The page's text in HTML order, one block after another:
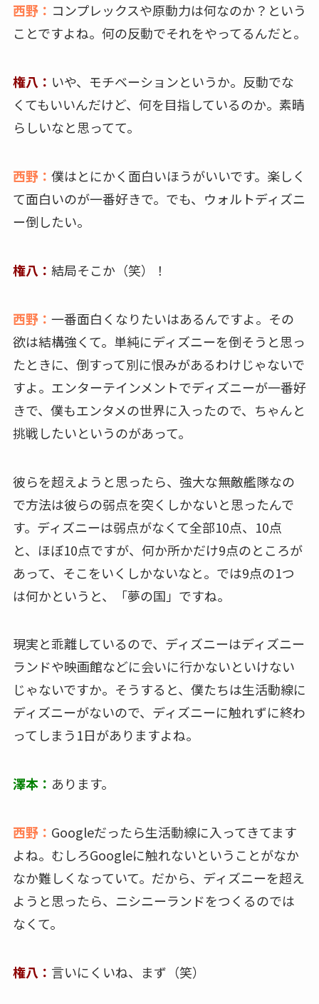
西野： コンプレックスや原動力は何なのか？という
ことですよね。何の反動でそれをやってるんだと。
権八： いや、モチベーションというか。反動でな
くてもいいんだけど、何を目指しているのか。素晴
らしいなと思ってて。
西野： 僕はとにかく面白いほうがいいです。楽しく
て面白いのが一番好きで。でも、ウォルトディズニ
ー倒したい。
権八： 結局そこか（笑）！
西野： 一番面白くなりたいはあるんですよ。その
欲は結構強くて。単純にディズニーを倒そうと思っ
たときに、倒すって別に恨みがあるわけじゃないで
すよ。エンターテインメントでディズニーが一番好
きで、僕もエンタメの世界に入ったので、ちゃんと
挑戦したいというのがあって。
彼らを超えようと思ったら、強大な無敵艦隊なの
で方法は彼らの弱点を突くしかないと思ったんで
す。ディズニーは弱点がなくて全部10点、10点
と、ほぼ10点ですが、何か所かだけ9点のところが
あって、そこをいくしかないなと。では9点の1つ
は何かというと、「夢の国」ですね。
現実と乖離しているので、ディズニーはディズニー
ランドや映画館などに会いに行かないといけない
じゃないですか。そうすると、僕たちは生活動線に
ディズニーがないので、ディズニーに触れずに終わ
ってしまう1日がありますよね。
澤本： あります。
西野： Googleだったら生活動線に入ってきてます
よね。むしろGoogleに触れないということがなか
なか難しくなっていて。だから、ディズニーを超え
ようと思ったら、ニシニーランドをつくるのでは
なくて。
権八： 言いにくいね、まず（笑）